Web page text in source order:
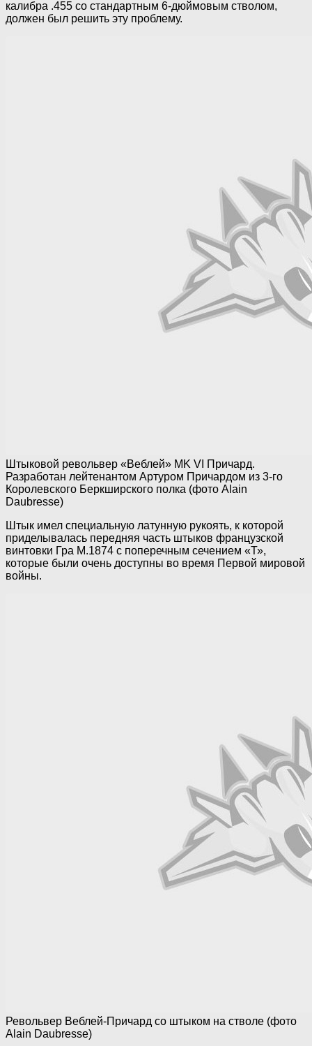
калибра .455 со стандартным 6-дюймовым стволом,
должен был решить эту проблему.
Штыковой револьвер «Веблей» MK VI Причард.
Разработан лейтенантом Артуром Причардом из 3-го
Королевского Беркширского полка (фото Alain
Daubresse)
Штык имел специальную латунную рукоять, к которой
приделывалась передняя часть штыков французской
винтовки Гра М.1874 с поперечным сечением «Т»,
которые были очень доступны во время Первой мировой
войны.
Револьвер Веблей-Причард со штыком на стволе (фото
Alain Daubresse)